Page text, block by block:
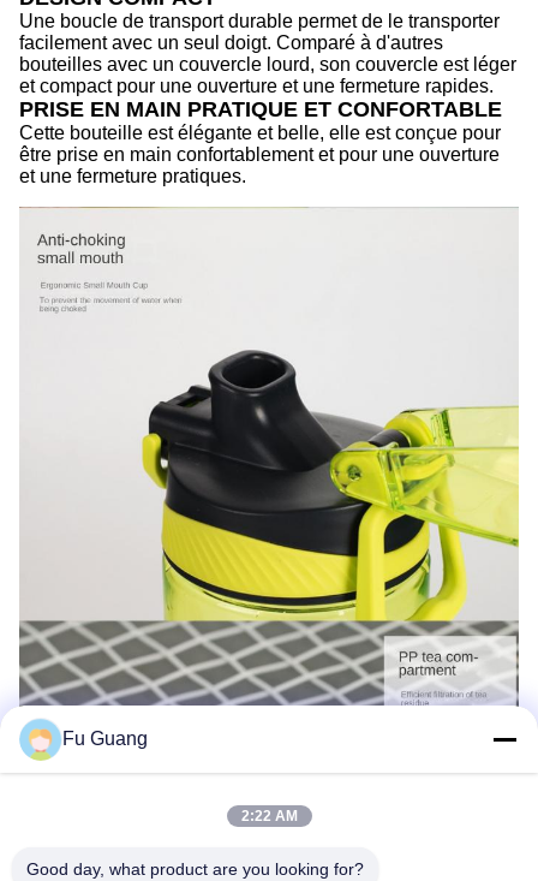
Une boucle de transport durable permet de le transporter
facilement avec un seul doigt. Comparé à d'autres
bouteilles avec un couvercle lourd, son couvercle est léger
et compact pour une ouverture et une fermeture rapides.
PRISE EN MAIN PRATIQUE ET CONFORTABLE
Cette bouteille est élégante et belle, elle est conçue pour
être prise en main confortablement et pour une ouverture
et une fermeture pratiques.
Fu Guang
2:22 AM
Good day, what product are you looking for?